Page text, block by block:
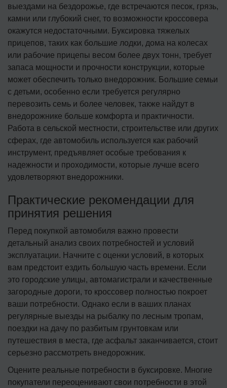
выездами на бездорожье, где встречаются песок, грязь,
камни или глубокий снег, то возможности кроссовера
окажутся недостаточными. Буксировка тяжелых
прицепов, таких как большие лодки, дома на колесах
или рабочие прицепы весом более двух тонн, требует
запаса мощности и прочности конструкции, которые
может обеспечить только внедорожник. Большие семьи
с детьми, особенно если требуется регулярно
перевозить семь и более человек, также найдут в
внедорожнике больше комфорта и практичности.
Работа в сельской местности, строительстве или других
сферах, где автомобиль используется как рабочий
инструмент, предъявляет особые требования к
надежности и проходимости, которые лучше всего
удовлетворяют внедорожники.
Практические рекомендации для
принятия решения
Перед покупкой автомобиля важно провести
детальный анализ своих потребностей и условий
эксплуатации. Начните с оценки условий, в которых
вам предстоит ездить большую часть времени. Если
это городские улицы, автомагистрали и качественные
загородные дороги, то кроссовер полностью покроет
ваши потребности. Однако если в ваших планах
регулярные выезды на рыбалку по лесным тропам,
поездки на дачу по разбитым грунтовкам или
путешествия в места, где асфальт заканчивается, стоит
серьезно рассмотреть внедорожник.
Оцените реальные потребности в буксировке. Многие
покупатели переоценивают свои потребности в этой